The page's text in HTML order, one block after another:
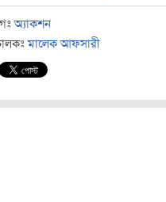
অ্যাকশন
মালেক আফসারী